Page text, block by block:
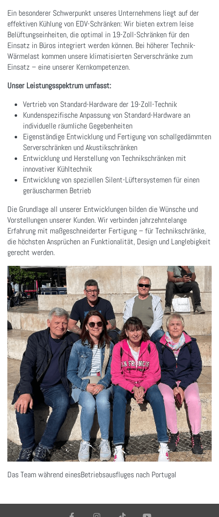
Ein besonderer Schwerpunkt unseres Unternehmens liegt auf der
effektiven Kühlung von EDV-Schränken: Wir bieten extrem leise
Belüftungseinheiten, die optimal in 19-Zoll-Schränken für den
Einsatz in Büros integriert werden können. Bei höherer Technik-
Wärmelast kommen unsere klimatisierten Serverschränke zum
Einsatz – eine unserer Kernkompetenzen.
Unser Leistungsspektrum umfasst:
Vertrieb von Standard-Hardware der 19-Zoll-Technik
Kundenspezifische Anpassung von Standard-Hardware an
individuelle räumliche Gegebenheiten
Eigenständige Entwicklung und Fertigung von schallgedämmten
Serverschränken und Akustikschränken
Entwicklung und Herstellung von Technikschränken mit
innovativer Kühltechnik
Entwicklung von speziellen Silent-Lüftersystemen für einen
geräuscharmen Betrieb
Die Grundlage all unserer Entwicklungen bilden die Wünsche und
Vorstellungen unserer Kunden. Wir verbinden jahrzehntelange
Erfahrung mit maßgeschneiderter Fertigung – für Technikschränke,
die höchsten Ansprüchen an Funktionalität, Design und Langlebigkeit
gerecht werden.
Das Team während einesBetriebsausfluges nach Portugal